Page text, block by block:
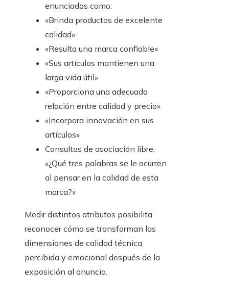
enunciados como:
«Brinda productos de excelente
calidad»
«Resulta una marca confiable»
«Sus artículos mantienen una
larga vida útil»
«Proporciona una adecuada
relación entre calidad y precio»
«Incorpora innovación en sus
artículos»
Consultas de asociación libre:
«¿Qué tres palabras se le ocurren
al pensar en la calidad de esta
marca?»
Medir distintos atributos posibilita
reconocer cómo se transforman las
dimensiones de calidad técnica,
percibida y emocional después de la
exposición al anuncio.